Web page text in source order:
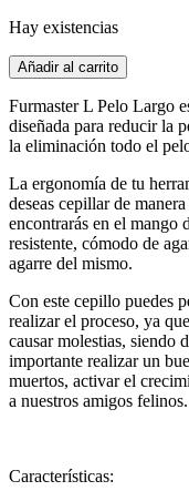
Hay existencias
Furmaster
L
Pelo
Largo
10cm
Añadir al carrito
Furmaster L Pelo Largo
diseñada para reducir la
la eliminación todo el
La ergonomía de tu
deseas cepillar de
encontrarás en el mango
resistente, cómodo de
agarre del mismo.
Con este cepillo puedes
realizar el proceso, ya
causar molestias, siendo
importante realizar un
muertos, activar el
a nuestros amigos felinos.
Características: